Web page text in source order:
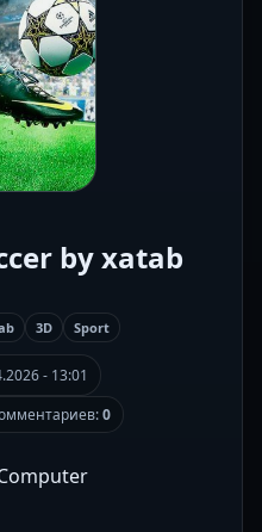
by xatab
3D Sport
- 13:01
0